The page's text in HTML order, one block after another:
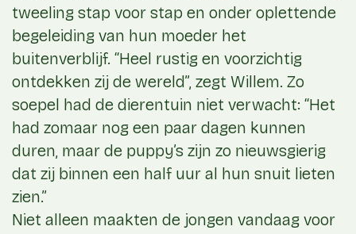
tweeling stap voor stap en onder oplettende
begeleiding van hun moeder het
buitenverblijf. “Heel rustig en voorzichtig
ontdekken zij de wereld”, zegt Willem. Zo
soepel had de dierentuin niet verwacht: “Het
had zomaar nog een paar dagen kunnen
duren, maar de puppy’s zijn zo nieuwsgierig
dat zij binnen een half uur al hun snuit lieten
zien.”
Niet alleen maakten de jongen vandaag voor